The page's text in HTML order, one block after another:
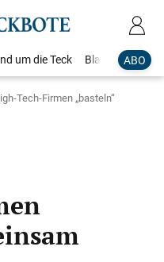
ABO
um die Teck Blaulicht
Tech-Firmen „basteln“